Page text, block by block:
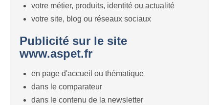
votre métier, produits, identité ou actualité
votre site, blog ou réseaux sociaux
Publicité sur le site
www.aspet.fr
en page d'accueil ou thématique
dans le comparateur
dans le contenu de la newsletter